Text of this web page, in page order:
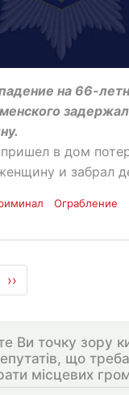
на 66-
в дом
и забрал
Ограбление
Следующая
страница
››
Ви точку зору
що
місцевих